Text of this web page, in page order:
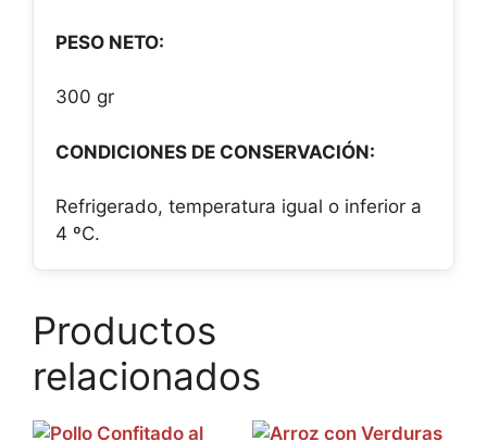
PESO NETO:
300 gr
CONDICIONES DE CONSERVACIÓN:
Refrigerado, temperatura igual o inferior a
4 ºC.
Productos
relacionados